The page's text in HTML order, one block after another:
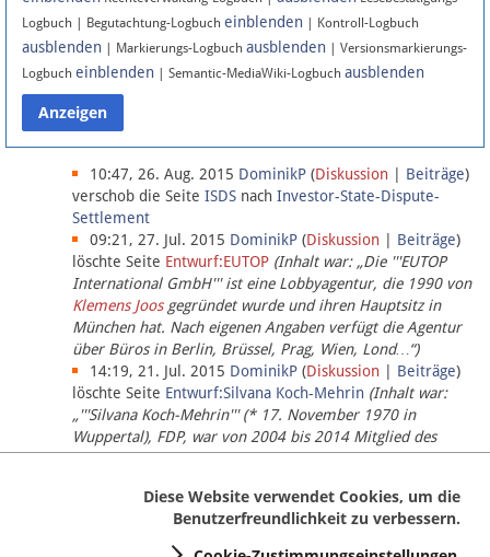
Anmelden
Datenschutz
Über Lobbypedia
Impressum
Logbuch | Begutachtung-Logbuch einblenden | Kontroll-Logbuch
ausblenden | Markierungs-Logbuch ausblenden | Versionsmarkierungs-
Logbuch einblenden | Semantic-MediaWiki-Logbuch ausblenden
10:47, 26. Aug. 2015 DominikP (Diskussion Beiträge)
verschob die Seite ISDS nach Investor-State-Dispute-
Settlement
09:21, 27. Jul. 2015 DominikP (Diskussion Beiträge)
löschte Seite Entwurf:EUTOP (Inhalt war: „Die '''EUTOP
International GmbH''' ist eine Lobbyagentur, die 1990 von
Klemens Joosgegründet wurde und ihren Hauptsitz in
München hat. Nach eigenen Angaben verfügt die Agentur
über Büros in Berlin, Brüssel, Prag, Wien, Lond…“)
14:19, 21. Jul. 2015 DominikP (Diskussion Beiträge)
löschte Seite Entwurf:Silvana Koch-Mehrin (Inhalt war:
„'''Silvana Koch-Mehrin''' (* 17. November 1970 in
Wuppertal), FDP, war von 2004 bis 2014 Mitglied des
Europäischen Parlaments, seit November 2014 ist sie für
Diese Website verwendet Cookies, um die
Benutzerfreundlichkeit zu verbessern.